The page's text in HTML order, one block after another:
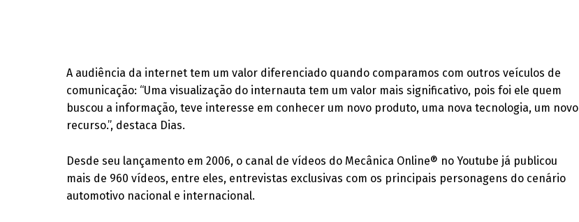
A audiência da internet tem um valor diferenciado quando comparamos com outros veículos de
comunicação: “Uma visualização do internauta tem um valor mais significativo, pois foi ele quem
buscou a informação, teve interesse em conhecer um novo produto, uma nova tecnologia, um novo
recurso.”, destaca Dias.
Desde seu lançamento em 2006, o canal de vídeos do Mecânica Online® no Youtube já publicou
mais de 960 vídeos, entre eles, entrevistas exclusivas com os principais personagens do cenário
automotivo nacional e internacional.